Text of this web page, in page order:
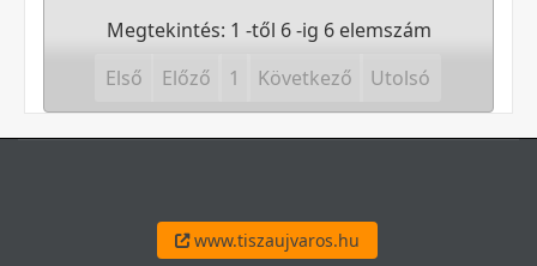
Megtekintés: 1 -től 6 -ig 6 elemszám
Első
Előző 1 Következő Utolsó
www.tiszaujvaros.hu